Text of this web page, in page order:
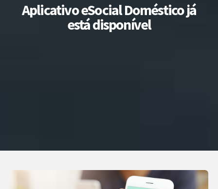
Aplicativo eSocial Doméstico já
está disponível